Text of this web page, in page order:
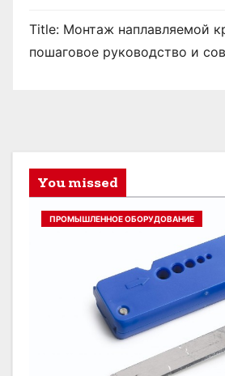
Title: Монтаж наплавляемой
пошаговое руководство и
You missed
ПРОМЫШЛЕННОЕ ОБОРУДОВАНИЕ